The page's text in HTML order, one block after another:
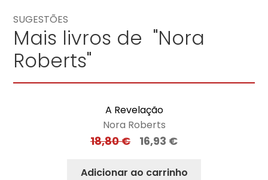
SUGESTÕES
Mais livros de "Nora
Roberts"
A Revelação
Nora Roberts
18,80€ 16,93 €
Adicionar ao carrinho